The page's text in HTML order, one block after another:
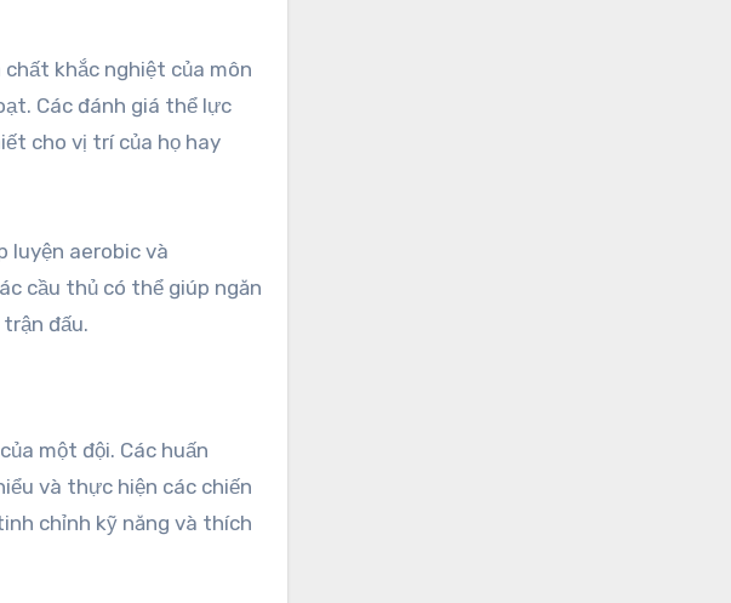
khắc nghiệt của môn
Các đánh giá thể lực
cho vị trí của họ hay
luyện aerobic và
cầu thủ có thể giúp ngăn
đấu.
một đội. Các huấn
và thực hiện các chiến
chỉnh kỹ năng và thích